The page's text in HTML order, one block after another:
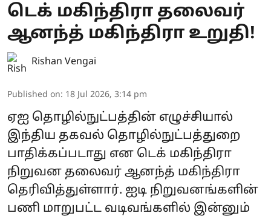
டெக் மகிந்திரா தலைவர்
ஆனந்த் மகிந்திரா உறுதி!
Rishan Vengai
Published on: 18 Jul 2026, 3:14 pm
ஏஐ தொழில்நுட்பத்தின் எழுச்சியால்
இந்திய தகவல் தொழில்நுட்பத்துறை
பாதிக்கப்படாது என டெக் மகிந்திரா
நிறுவன தலைவர் ஆனந்த் மகிந்திரா
தெரிவித்துள்ளார். ஐடி நிறுவனங்களின்
பணி மாறுபட்ட வடிவங்களில் இன்னும்